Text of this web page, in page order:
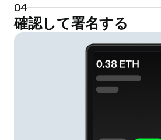
04
確認して署名する